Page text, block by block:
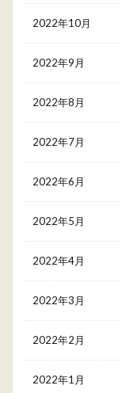
2022年10月
2022年9月
2022年8月
2022年7月
2022年6月
2022年5月
2022年4月
2022年3月
2022年2月
2022年1月